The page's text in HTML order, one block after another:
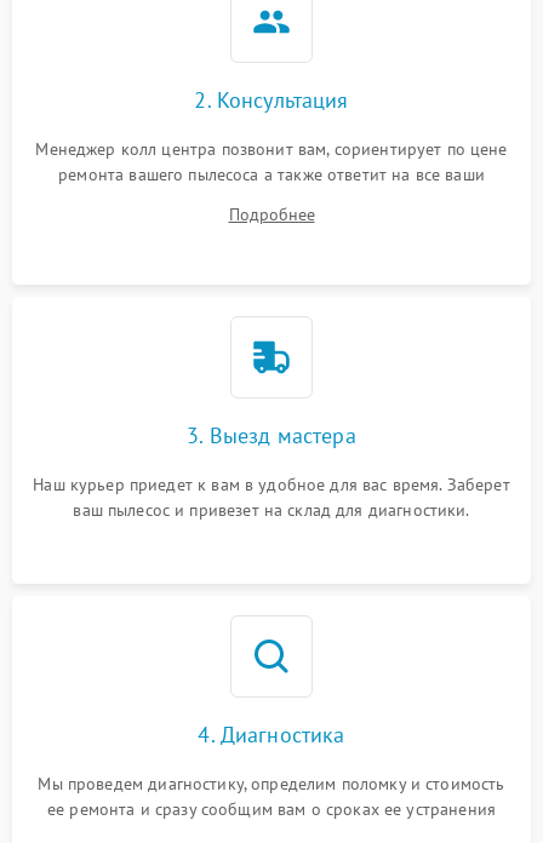
2. Консультация
Менеджер колл центра позвонит вам, сориентирует по цене
ремонта вашего пылесоса а также ответит на все ваши
Подробнее
3. Выезд мастера
Наш курьер приедет к вам в удобное для вас время. Заберет
ваш пылесос и привезет на склад для диагностики.
4. Диагностика
Мы проведем диагностику, определим поломку и стоимость
ее ремонта и сразу сообщим вам о сроках ее устранения